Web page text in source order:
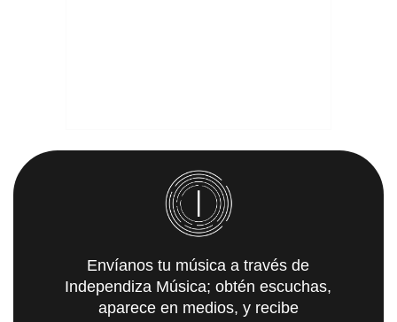
Envíanos tu música a través de
Independiza Música; obtén escuchas,
aparece en medios, y recibe